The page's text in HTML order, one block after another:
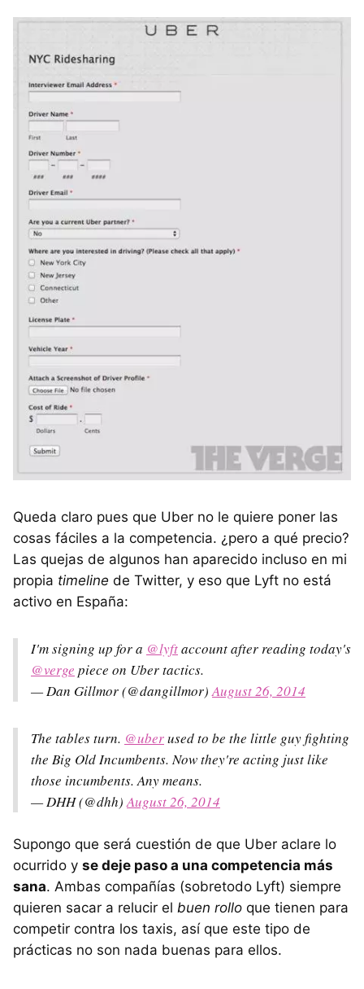
Queda claro pues que Uber no le quiere poner las
cosas fáciles a la competencia. ¿pero a qué precio?
Las quejas de algunos han aparecido incluso en mi
propia timeline de Twitter, y eso que Lyft no está
activo en España:
I'm signing up for a @lyftaccount after reading today's
@verge piece on Uber tactics.
— Dan Gillmor (@dangillmor)August 26, 2014
The tables turn. @uberused to be the little guy fighting
the Big Old Incumbents. Now they're acting just like
those incumbents. Any means.
— DHH (@dhh)August 26, 2014
Supongo que será cuestión de que Uber aclare lo
ocurrido y se deje paso a una competencia más
sana. Ambas compañías (sobretodo Lyft) siempre
quieren sacar a relucir el buen rollo que tienen para
competir contra los taxis, así que este tipo de
prácticas no son nada buenas para ellos.